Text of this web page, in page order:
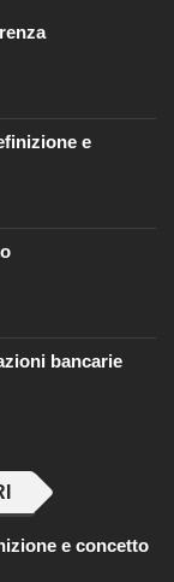
e
bancarie
e concetto